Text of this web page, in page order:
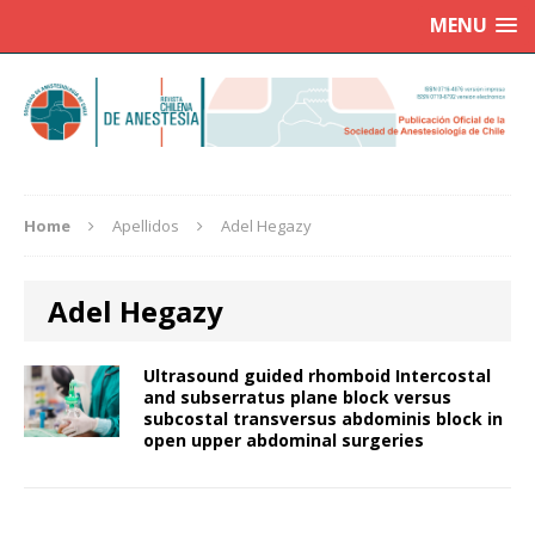
MENU
Home Apellidos Adel Hegazy
Adel Hegazy
Ultrasound guided rhomboid Intercostal
and subserratus plane block versus
subcostal transversus abdominis block in
open upper abdominal surgeries